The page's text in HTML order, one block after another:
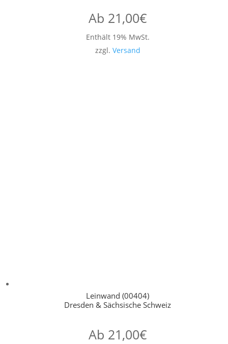
Ab 21,00€
Enthält 19% MwSt.
zzgl. Versand
Leinwand (00404)
Dresden & Sächsische Schweiz
Ab 21,00€